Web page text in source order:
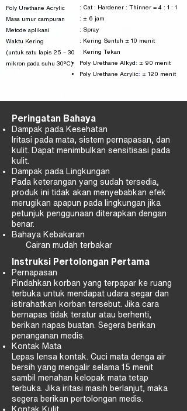
Poly Urethane Acrylic
Masa umur campuran
Metode aplikasi
Waktu Kering
(untuk satu lapis 25 – 30
mikron pada suhu 30°C)
: Cat : Hardener : Thinner = 4 : 1 : 1
: ± 6 jam
: Spray
: Kering Sentuh ± 10 menit
Kering Tekan
Poly Urethane Alkyd: ± 90 menit
Poly Urethane Acrylic: ± 120 menit
Peringatan Bahaya
Dampak pada Kesehatan
Iritasi pada mata, sistem pernapasan, dan
kulit. Dapat menimbulkan sensitisasi pada
kulit.
Dampak pada Lingkungan
Pada keterangan yang sudah tersedia,
produk ini tidak akan menyebabkan efek
merugikan apapun pada lingkungan jika
petunjuk penggunaan diterapkan dengan
benar.
Bahaya Kebakaran
Cairan mudah terbakar
Instruksi Pertolongan Pertama
Pernapasan
Pindahkan korban yang terpapar ke ruang
terbuka untuk mendapat udara segar dan
istirahatkan korban tersebut. Jika cara
bernapas tidak teratur atau berhenti,
berikan napas buatan. Segera berikan
penanganan medis.
Kontak Mata
Lepas lensa kontak. Cuci mata denga air
bersih yang mengalir selama 15 menit
sambil menahan kelopak mata tetap
terbuka. Jika iritasi masih berlanjut, maka
segera berikan pertolongan medis.
Kontak Kulit